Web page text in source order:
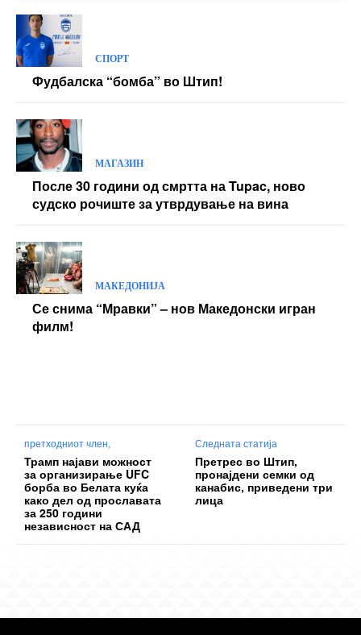
СПОРТ
Фудбалска “бомба” во Штип!
МАГАЗИН
После 30 години од смртта на Tupac, ново
судско рочиште за утврдување на вина
МАКЕДОНИЈА
Се снима “Мравки” – нов Македонски игран
филм!
претходниот член,
Трамп најави можност
за организирање UFC
борба во Белата куќа
како дел од прославата
за 250 години
независност на САД
Следната статија
Претрес во Штип,
пронајдени семки од
канабис, приведени три
лица